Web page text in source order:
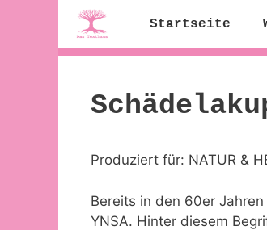
Startseite
Produziert für: NATUR &
Bereits in den 60er
YNSA. Hinter diesem